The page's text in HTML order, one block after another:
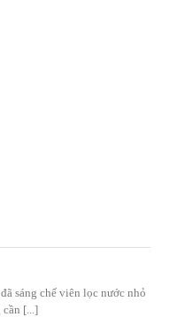
sáng chế viên lọc nước nhỏ
cần [...]